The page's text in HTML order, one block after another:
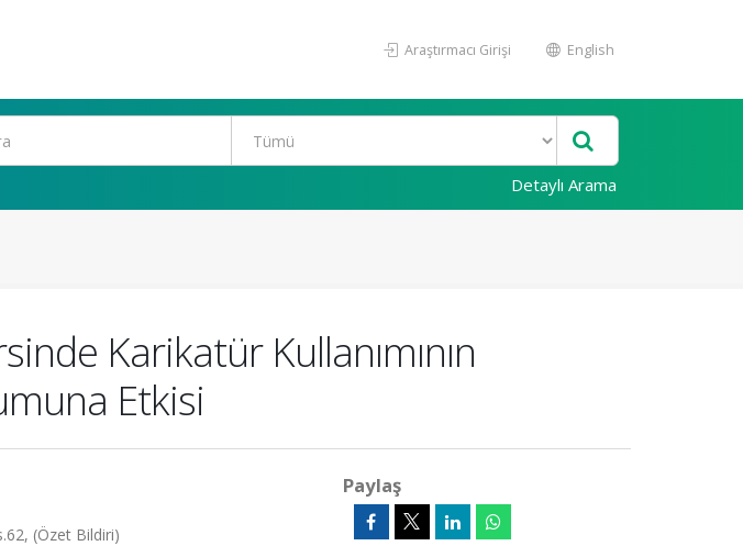
Araştırmacı Girişi English
Detaylı Arama
Karikatür Kullanımının
Etkisi
(Özet Bildiri)
Paylaş